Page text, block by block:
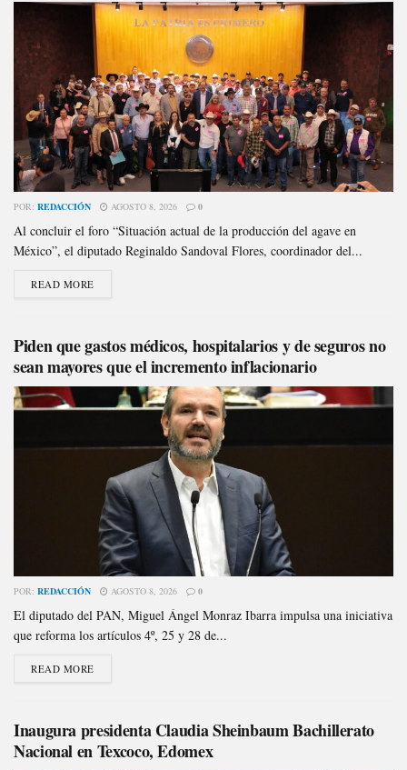
POR: REDACCIÓN AGOSTO 8, 2026 0
Al concluir el foro “Situación actual de la producción del agave en
México”, el diputado Reginaldo Sandoval Flores, coordinador del...
READ MORE
Piden que gastos médicos, hospitalarios y de seguros no
sean mayores que el incremento inflacionario
POR: REDACCIÓN AGOSTO 8, 2026 0
El diputado del PAN, Miguel Ángel Monraz Ibarra impulsa una iniciativa
que reforma los artículos 4º, 25 y 28 de...
READ MORE
Inaugura presidenta Claudia Sheinbaum Bachillerato
Nacional en Texcoco, Edomex